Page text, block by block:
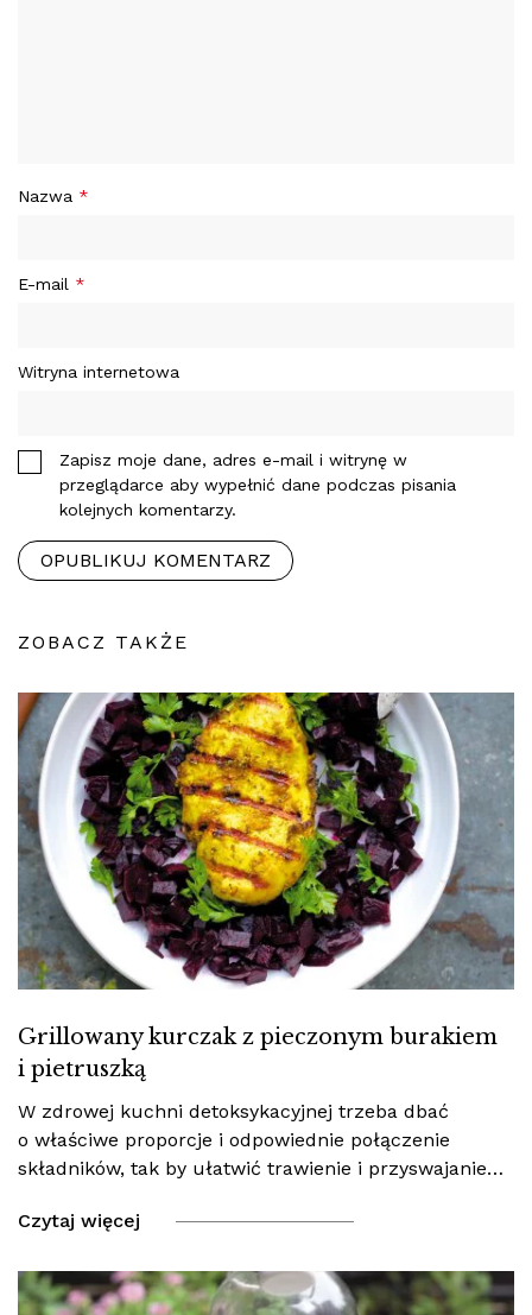
Nazwa *
E-mail *
Witryna internetowa
Zapisz moje dane, adres e-mail i witrynę w
przeglądarce aby wypełnić dane podczas pisania
kolejnych komentarzy.
ZOBACZ TAKŻE
Grillowany kurczak z pieczonym burakiem
i pietruszką
W zdrowej kuchni detoksykacyjnej trzeba dbać
o właściwe proporcje i odpowiednie połączenie
składników, tak by ułatwić trawienie i przyswajanie…
Czytaj więcej